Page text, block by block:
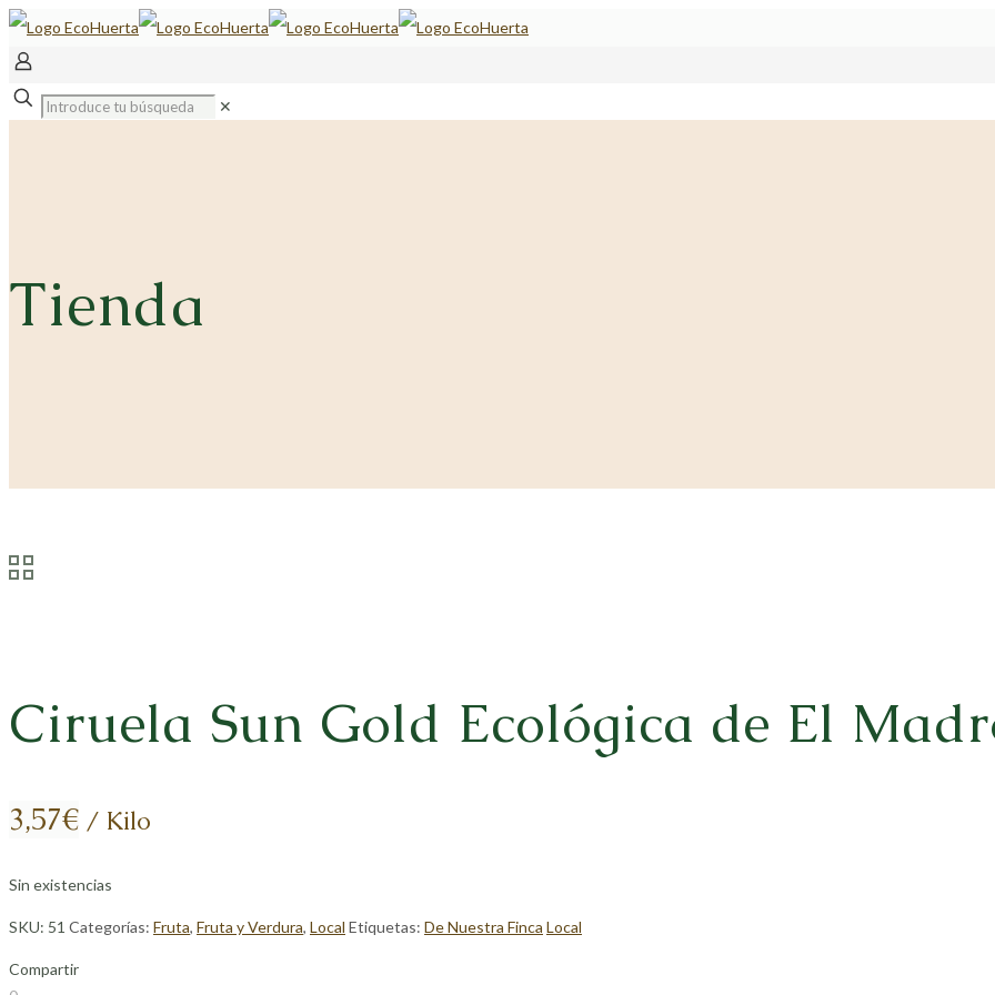
✕
Tienda
Ciruela Sun Gold Ecológica de El
3,57€ / Kilo
Sin existencias
SKU: 51 Categorías: Fruta, Fruta y Verdura, Local Etiquetas: De Nuestra Finca Local
Compartir